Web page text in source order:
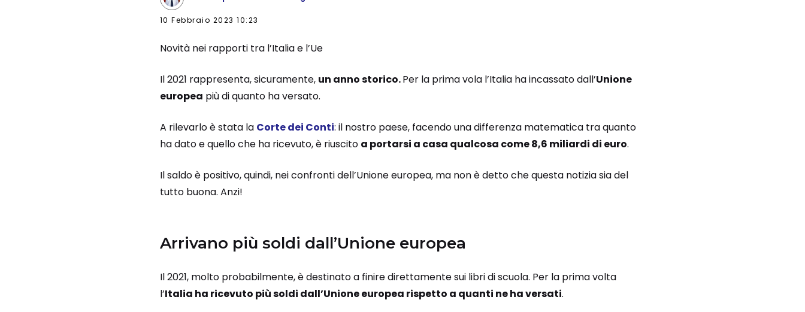
10 Febbraio 2023 10:23
Novità nei rapporti tra l’Italia e l’Ue
Il 2021 rappresenta, sicuramente, un anno storico.Per la prima vola l’Italia ha incassato dall’Unione
europea più di quanto ha versato.
A rilevarlo è stata la Corte dei Conti: il nostro paese, facendo una differenza matematica tra quanto
ha dato e quello che ha ricevuto, è riuscito a portarsi a casa qualcosa come 8,6 miliardi di euro.
Il saldo è positivo, quindi, nei confronti dell’Unione europea, ma non è detto che questa notizia sia del
tutto buona. Anzi!
Arrivano più soldi dall’Unione europea
Il 2021, molto probabilmente, è destinato a finire direttamente sui libri di scuola. Per la prima volta
l’Italia ha ricevuto più soldi dall’Unione europea rispetto a quanti ne ha versati.